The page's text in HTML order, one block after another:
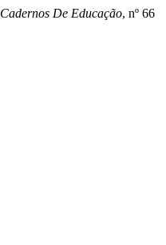
Cadernos De Educação, nº 66